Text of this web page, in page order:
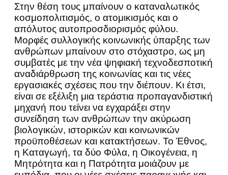
Στην θέση τους μπαίνουν ο καταναλωτικός
κοσμοπολιτισμός, ο ατομικισμός και ο
απόλυτος αυτοπροσδιορισμός φύλου.
Μορφές συλλογικής κοινωνικής ύπαρξης των
ανθρώπων μπαίνουν στο στόχαστρο, ως μη
συμβατές με την νέα ψηφιακή τεχνοδεσποτική
αναδιάρθρωση της κοινωνίας και τις νέες
εργασιακές σχέσεις που την διέπουν. Κι έτσι,
είναι σε εξέλιξη μια τεράστια προπαγανδιστική
μηχανή που τείνει να εγχαράξει στην
συνείδηση των ανθρώπων την ακύρωση
βιολογικών, ιστορικών και κοινωνικών
προϋποθέσεων και κατακτήσεων. Το Έθνος,
η Καταγωγή, τα δύο Φύλα, η Οικογένεια, η
Μητρότητα και η Πατρότητα μοιάζουν με